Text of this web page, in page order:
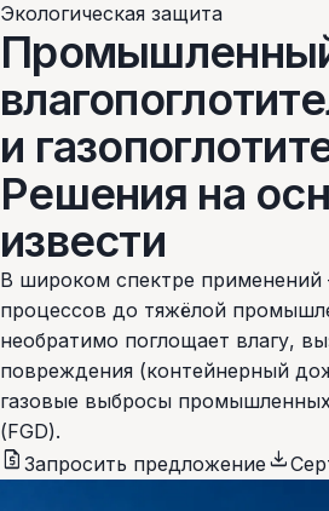
Экологическая защита
и
Решения на
извести
В широком спектре применений
процессов до тяжёлой
необратимо поглощает влагу,
повреждения (контейнерный
газовые выбросы
(FGD).
request_quote Запросить предложение download